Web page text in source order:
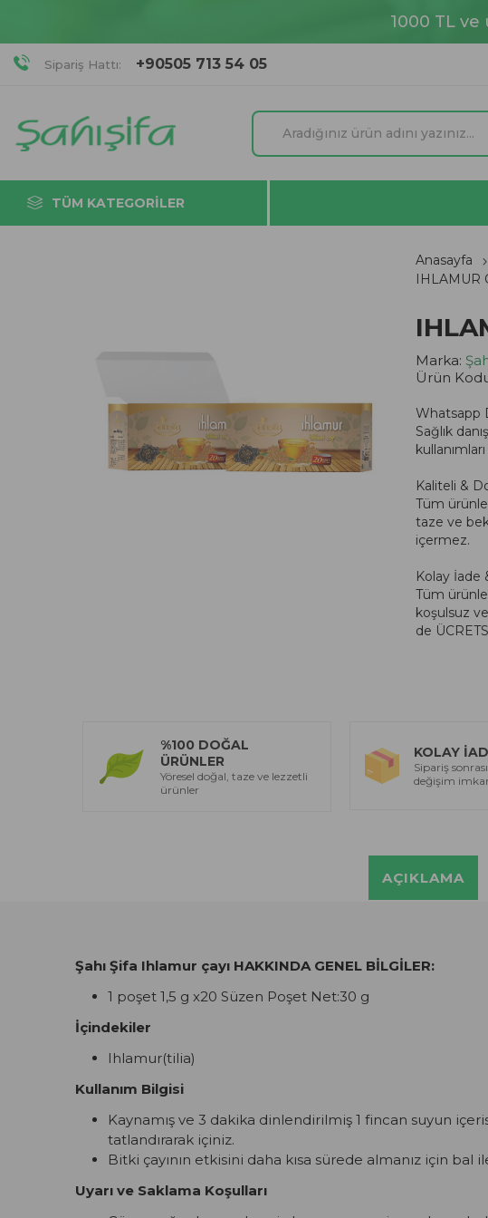
1000 TL
Sipariş Hattı: +90505 713 54 05
TÜM KATEGORILER
Anasayfa
IHLAMUR
Marka:
Ürün
Whatsapp
Sağlık
Kaliteli &
Tüm
taze ve
içermez.
Kolay İade
Tüm
koşulsuz
de
%100 DOĞAL
ÜRÜNLER
Yöresel doğal, taze ve lezzetli
ürünler
KOLAY
Sipariş
değişim
AÇIKLAMA
Şahı Şifa Ihlamur çayı HAKKINDA GENEL BİLGİLER:
1 poşet 1,5 g x20 Süzen Poşet Net:30 g
İçindekiler
Ihlamur(tilia)
Kullanım Bilgisi
Kaynamış ve 3 dakika dinlendirilmiş 1 fincan suyun
tatlandırarak içiniz.
Bitki çayının etkisini daha kısa sürede almanız için bal
Uyarı ve Saklama Koşulları